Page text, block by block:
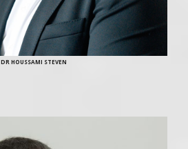
DR HOUSSAMI STEVEN